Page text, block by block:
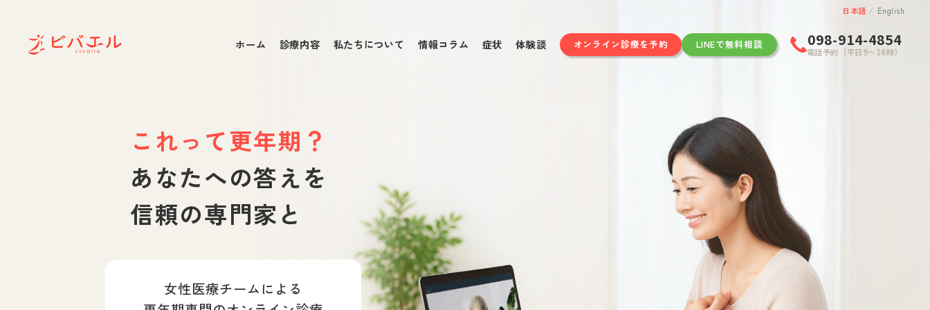
日本語 / English
ホーム 診療内容 私たちについて 情報コラム 症状 体験談 オンライン診療を予約 LINEで無料相談 098-914-4854
電話予約（平日9〜16時）
これって更年期 ？
あなたへの答えを
信頼の専門家と
女性医療チームによる